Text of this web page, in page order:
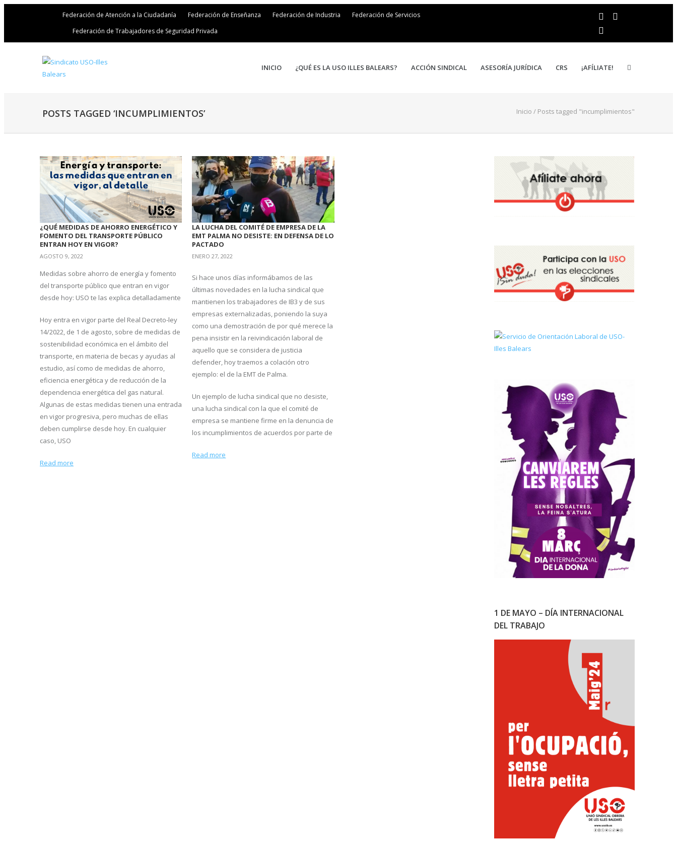
Federación de Atención a la Ciudadanía Federación de Enseñanza Federación de Industria
Federación de Servicios
Federación de Trabajadores de Seguridad Privada
INICIO ¿QUÉ ES LA USO ILLES BALEARS? ACCIÓN SINDICAL ASESORÍA JURÍDICA CRS ¡AFÍLIATE!
POSTS TAGGED ‘INCUMPLIMIENTOS’ Inicio / Posts tagged "incumplimientos"
¿QUÉ MEDIDAS DE AHORRO ENERGÉTICO Y
FOMENTO DEL TRANSPORTE PÚBLICO
ENTRAN HOY EN VIGOR?
AGOSTO 9, 2022
Medidas sobre ahorro de energía y fomento
del transporte público que entran en vigor
desde hoy: USO te las explica detalladamente
Hoy entra en vigor parte del Real Decreto-ley
14/2022, de 1 de agosto, sobre de medidas de
sostenibilidad económica en el ámbito del
transporte, en materia de becas y ayudas al
estudio, así como de medidas de ahorro,
eficiencia energética y de reducción de la
dependencia energética del gas natural.
Algunas de estas medidas tienen una entrada
en vigor progresiva, pero muchas de ellas
deben cumplirse desde hoy. En cualquier
caso, USO
Read more
LA LUCHA DEL COMITÉ DE EMPRESA DE LA
EMT PALMA NO DESISTE: EN DEFENSA DE LO
PACTADO
ENERO 27, 2022
Si hace unos días informábamos de las
últimas novedades en la lucha sindical que
mantienen los trabajadores de IB3 y de sus
empresas externalizadas, poniendo la suya
como una demostración de por qué merece la
pena insistir en la reivindicación laboral de
aquello que se considera de justicia
defender, hoy traemos a colación otro
ejemplo: el de la EMT de Palma.
Un ejemplo de lucha sindical que no desiste,
una lucha sindical con la que el comité de
empresa se mantiene firme en la denuncia de
los incumplimientos de acuerdos por parte de
Read more
1 DE MAYO – DÍA INTERNACIONAL
DEL TRABAJO